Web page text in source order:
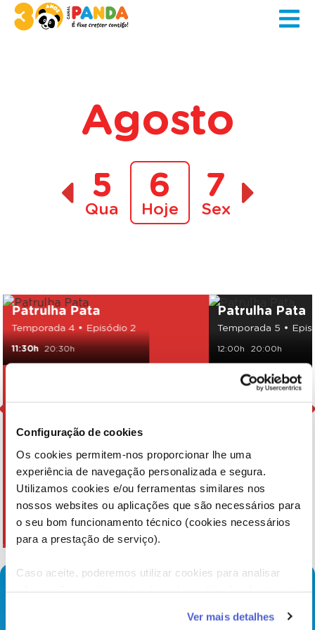
Configuração de cookies
Os cookies permitem-nos proporcionar lhe uma
experiência de navegação personalizada e segura.
Utilizamos cookies e/ou ferramentas similares nos
nossos websites ou aplicações que são necessários para
o seu bom funcionamento técnico (cookies necessários
para a prestação de serviço).
Caso aceite, poderemos utilizar cookies para analisar
funcionalidades (cookies de personalização e
Ver mais detalhes
Agosto
5
Qua
6
Hoje
7
Sex
Patrulha Pata
Temporada 4 • Episódio 2
11:30h 20:30h
Patrulha Pata
Temporada 5 •
12:00h 20:00h